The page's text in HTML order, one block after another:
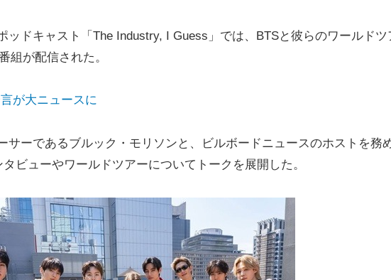
ッドキャスト「The Industry, I Guess」では、BTSと彼らのワールドツ
組が配信された。
が大ニュースに
サーであるブルック・モリソンと、ビルボードニュースのホストを務
ビューやワールドツアーについてトークを展開した。